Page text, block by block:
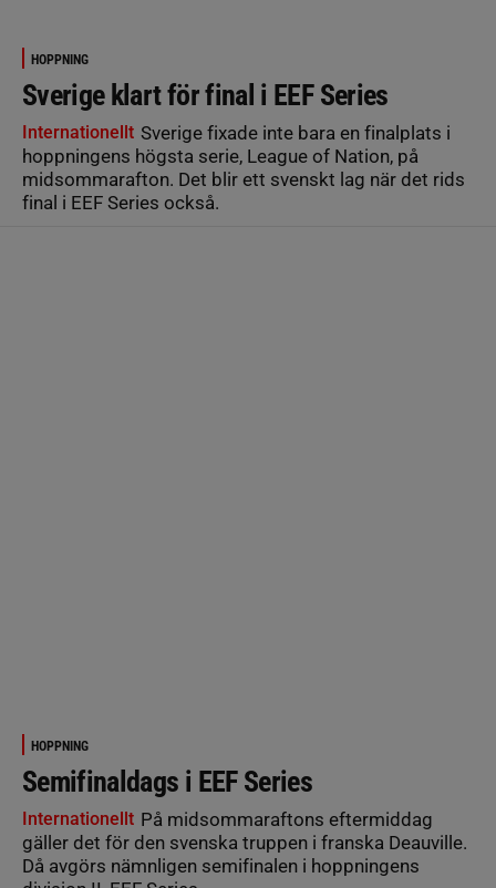
HOPPNING
Sverige klart för final i EEF Series
Internationellt Sverige fixade inte bara en finalplats i
hoppningens högsta serie, League of Nation, på
midsommarafton. Det blir ett svenskt lag när det rids
final i EEF Series också.
HOPPNING
Semifinaldags i EEF Series
Internationellt På midsommaraftons eftermiddag
gäller det för den svenska truppen i franska Deauville.
Då avgörs nämnligen semifinalen i hoppningens